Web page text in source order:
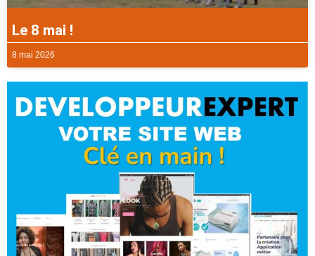
Le 8 mai !
8 mai 2026